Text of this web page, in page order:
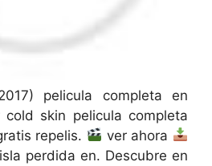
pelicula completa en
skin pelicula completa
repelis.
ver ahora
perdida en. Descubre en